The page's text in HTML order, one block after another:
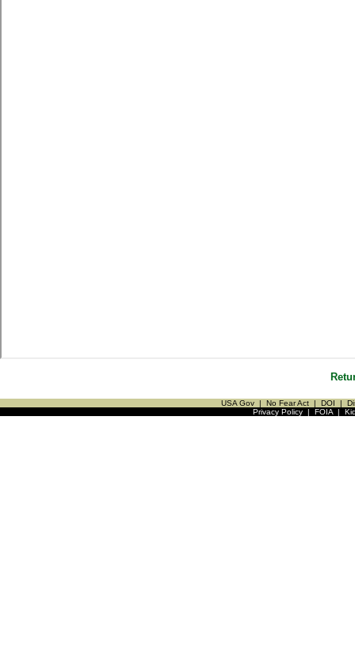
USA Gov | No Fear Act | DOI |
Privacy Policy| FOIA|